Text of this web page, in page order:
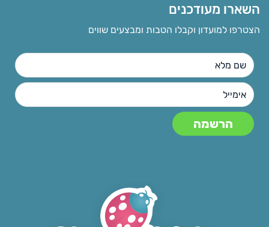
השארו מעודכנים
הצטרפו למועדון וקבלו הטבות ומבצעים שווים